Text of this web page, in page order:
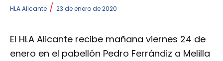
HLA Alicante / 23 de enero de 2020
El HLA Alicante recibe mañana viernes 24 de
enero en el pabellón Pedro Ferrándiz a Melilla